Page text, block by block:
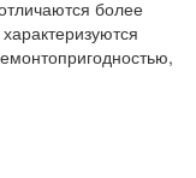
более